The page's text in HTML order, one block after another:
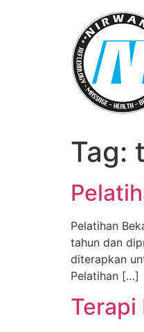
Tag:
Pelatihan
tahun dan
diterapkan
Pelatihan […]
Terapi